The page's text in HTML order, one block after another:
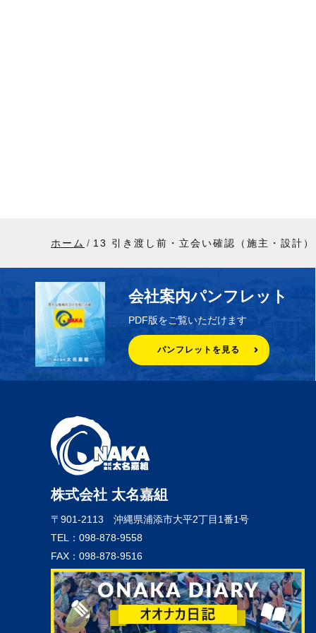
ホーム 13 引き渡し前・立会い確認（施主・設計）
会社案内パンフレット
PDF版をご覧いただけます
パンフレットを見る
株式会社 太名嘉組
〒901-2113 沖縄県浦添市大平2丁目1番1号
TEL：098-878-9558
FAX：098-878-9516